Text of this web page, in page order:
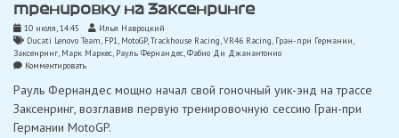
тренировку на Заксенринге
10 июля, 14:45
Илья Навроцкий
Ducati Lenovo Team, FP1, MotoGP,Trackhouse Racing,VR46 Racing, Гран-при Германии
Заксенринг, Марк Маркес, Рауль Фернандес,Фабио Ди Джанантонио
Комментироватьon
Фернандес
первую
тренировку
Рауль Фернандес мощно начал свой гоночный уик-энд на трассе
Заксенринг, возглавив первую тренировочную сессию Гран-при
Германии MotoGP.